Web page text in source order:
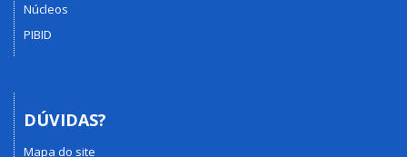
Núcleos
PIBID
DÚVIDAS?
Mapa do site